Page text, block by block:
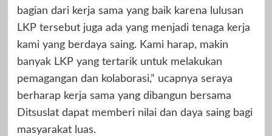
bagian dari kerja sama yang baik karena lulusan
LKP tersebut juga ada yang menjadi tenaga kerja
kami yang berdaya saing. Kami harap, makin
banyak LKP yang tertarik untuk melakukan
pemagangan dan kolaborasi,” ucapnya seraya
berharap kerja sama yang dibangun bersama
Ditsuslat dapat memberi nilai dan daya saing bagi
masyarakat luas.